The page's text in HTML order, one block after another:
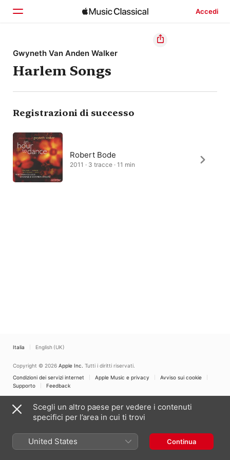
Accedi
Home
Scopri
Cerca
Gwyneth Van Anden Walker
Harlem Songs
Registrazioni di successo
Robert Bode
2011 · 3 tracce · 11 min
Italia English (UK)
Copyright © 2026 Apple Inc. Tutti i diritti riservati.
Condizioni dei servizi internet
Apple Music e privacy
Avviso sui cookie
Supporto
Feedback
Scegli un altro paese per vedere i contenuti
specifici per l’area in cui ti trovi
United States Continua